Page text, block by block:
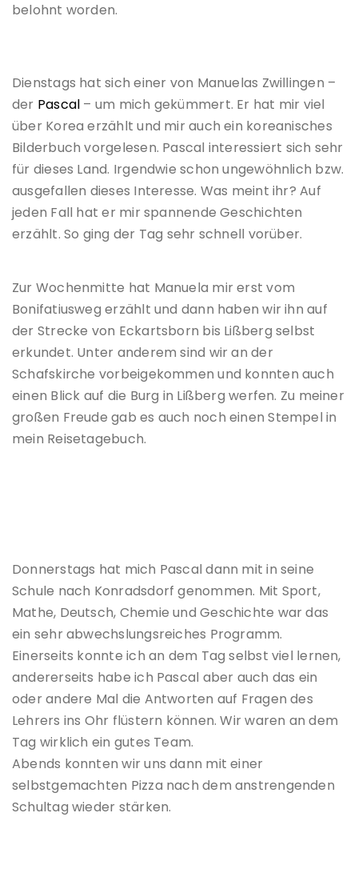
belohnt worden.
Dienstags hat sich einer von Manuelas Zwillingen –
der Pascal – um mich gekümmert. Er hat mir viel
über Korea erzählt und mir auch ein koreanisches
Bilderbuch vorgelesen. Pascal interessiert sich sehr
für dieses Land. Irgendwie schon ungewöhnlich bzw.
ausgefallen dieses Interesse. Was meint ihr? Auf
jeden Fall hat er mir spannende Geschichten
erzählt. So ging der Tag sehr schnell vorüber.
Zur Wochenmitte hat Manuela mir erst vom
Bonifatiusweg erzählt und dann haben wir ihn auf
der Strecke von Eckartsborn bis Lißberg selbst
erkundet. Unter anderem sind wir an der
Schafskirche vorbeigekommen und konnten auch
einen Blick auf die Burg in Lißberg werfen. Zu meiner
großen Freude gab es auch noch einen Stempel in
mein Reisetagebuch.
Donnerstags hat mich Pascal dann mit in seine
Schule nach Konradsdorf genommen. Mit Sport,
Mathe, Deutsch, Chemie und Geschichte war das
ein sehr abwechslungsreiches Programm.
Einerseits konnte ich an dem Tag selbst viel lernen,
andererseits habe ich Pascal aber auch das ein
oder andere Mal die Antworten auf Fragen des
Lehrers ins Ohr flüstern können. Wir waren an dem
Tag wirklich ein gutes Team.
Abends konnten wir uns dann mit einer
selbstgemachten Pizza nach dem anstrengenden
Schultag wieder stärken.